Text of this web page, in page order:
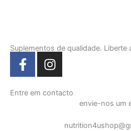
Suplementos de qualidade. Liberte
F
a
e
I
n
t
Entre em contacto
envie-nos um